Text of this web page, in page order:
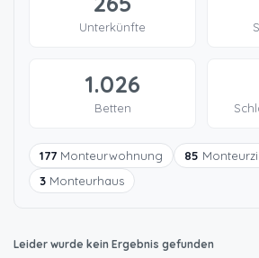
Unterkünfte
1.026
Betten
177 Monteurwohnung 85
3 Monteurhaus
Leider wurde kein Ergebnis gefunden